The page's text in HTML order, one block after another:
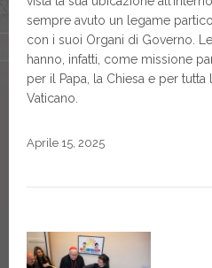
sempre avuto un legame
con i suoi Organi di Governo.
hanno, infatti, come missione
per il Papa, la Chiesa e per tutta
Vaticano.
Aprile 15, 2025